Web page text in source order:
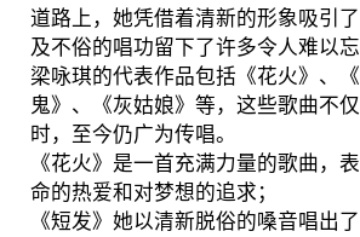
道路上，她凭借着清新的形象吸引
及不俗的唱功留下了许多令人难以忘
梁咏琪的代表作品包括《花火》、
鬼》、《灰姑娘》等，这些歌曲不
时，至今仍广为传唱。
《花火》是一首充满力量的歌曲，
命的热爱和对梦想的追求；
《短发》她以清新脱俗的嗓音唱出